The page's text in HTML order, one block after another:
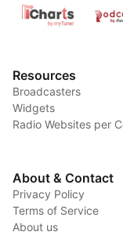
Resources
Broadcasters
Widgets
Radio Websites per
About & Contact
Privacy Policy
Terms of Service
About us